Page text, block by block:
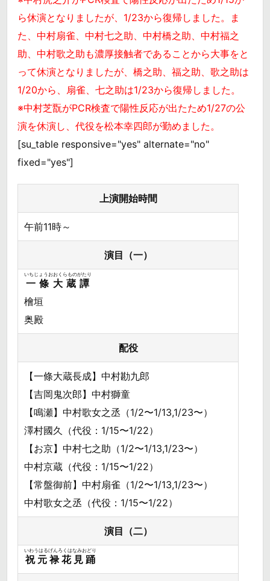
ら休演となりましたが、1/23から復帰しました。ま
た、中村扇雀、中村七之助、中村橋之助、中村福之
助、中村歌之助も濃厚接触者であることから大事をと
って休演となりましたが、橋之助、福之助、歌之助は
1/20から、扇雀、七之助は1/23から復帰しました。
※中村芝翫がPCR検査で陽性反応が出たため1/27の公
演を休演し、代役を松本幸四郎が勤めました。
[su_table responsive="yes" alternate="no"
fixed="yes"]
上演開始時間
午前11時～
演目（一）
一條大蔵譚
いちじょうおおくらものがたり
檜垣
奥殿
配役
【一條大蔵長成】中村勘九郎
【吉岡鬼次郎】中村獅童
【鳴瀬】中村歌女之丞（1/2〜1/13,1/23〜）
澤村國久（代役：1/15〜1/22）
【お京】中村七之助（1/2〜1/13,1/23〜）
中村京蔵（代役：1/15〜1/22）
【常盤御前】中村扇雀（1/2〜1/13,1/23〜）
中村歌女之丞（代役：1/15〜1/22）
演目（二）
祝元禄花見踊
いわうはるげんろくはなみおどり